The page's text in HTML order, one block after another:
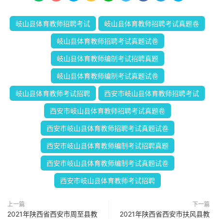
岐山县体育教师招聘考试 岐山县体育教师招聘考试真题卷
岐山县体育教师招聘考试真题试卷
岐山县体育教师编制考试招聘真题
岐山县体育教师编制考试真题试卷
岐山县体育教师考试招聘 西安市岐山县体育教师招聘考试
西安市岐山县体育教师招聘考试真题卷
西安市岐山县体育教师招聘考试真题试卷
西安市岐山县体育教师编制考试招聘真题
西安市岐山县体育教师编制考试真题试卷
西安市岐山县体育教师考试招聘
上一篇
2021年陕西省西安市周至县教
下一篇
2021年陕西省西安市扶风县教